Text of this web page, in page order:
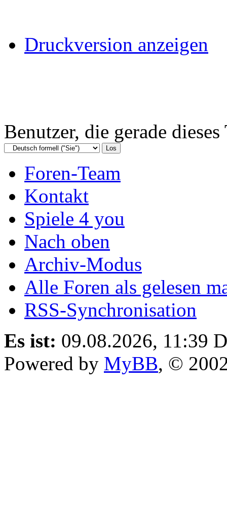
Druckversion anzeigen
Benutzer, die gerade
Foren-Team
Kontakt
Spiele 4 you
Nach oben
Archiv-Modus
Alle Foren als gelesen
RSS-Synchronisation
Es ist: 09.08.2026, 11:39
Powered by MyBB, ©